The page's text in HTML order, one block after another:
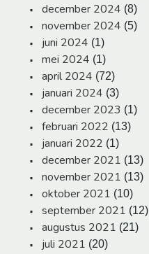
december 2024 (8)
november 2024 (5)
juni 2024 (1)
mei 2024 (1)
april 2024 (72)
januari 2024 (3)
december 2023 (1)
februari 2022 (13)
januari 2022 (1)
december 2021 (13)
november 2021 (13)
oktober 2021 (10)
september 2021 (12)
augustus 2021 (21)
juli 2021 (20)